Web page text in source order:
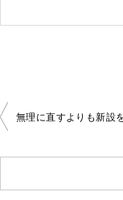
投
稿
無理に直すよりも新設